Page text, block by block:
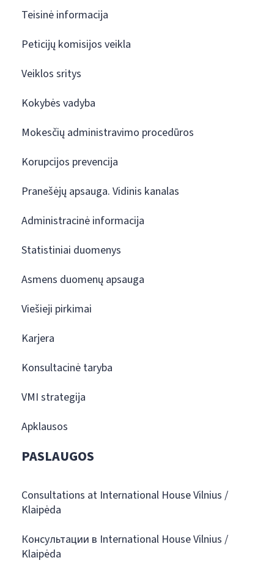
Teisinė informacija
Peticijų komisijos veikla
Veiklos sritys
Kokybės vadyba
Mokesčių administravimo procedūros
Korupcijos prevencija
Pranešėjų apsauga. Vidinis kanalas
Administracinė informacija
Statistiniai duomenys
Asmens duomenų apsauga
Viešieji pirkimai
Karjera
Konsultacinė taryba
VMI strategija
Apklausos
PASLAUGOS
Consultations at International House Vilnius /
Klaipėda
Консультации в International House Vilnius /
Klaipėda